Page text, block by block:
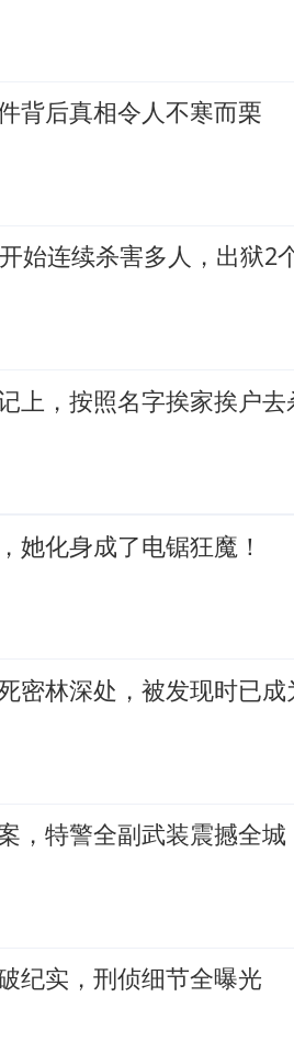
背后真相令人不寒而栗
始连续杀害多人，出狱2
上，按照名字挨家挨户去
她化身成了电锯狂魔！
密林深处，被发现时已成
，特警全副武装震撼全城
纪实，刑侦细节全曝光